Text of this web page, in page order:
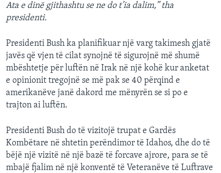
Ata e dinë gjithashtu se ne do t’ia dalim,” tha
presidenti.
Presidenti Bush ka planifikuar një varg takimesh gjatë
javës që vjen të cilat synojnë të sigurojnë më shumë
mbështetje për luftën në Irak në një kohë kur anketat
e opinionit tregojnë se më pak se 40 përqind e
amerikanëve janë dakord me mënyrën se si po e
trajton ai luftën.
Presidenti Bush do të vizitojë trupat e Gardës
Kombëtare në shtetin perëndimor të Idahos, dhe do të
bëjë një vizitë në një bazë të forcave ajrore, para se të
mbajë fjalim në një konventë të Veteranëve të Luftrave